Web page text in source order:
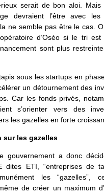
serait de bon aloi. Mais
devraient l’être avec les
ne semble pas être le cas.
d’Oséo si le tri
sont plus
sous les startups en
un détournement des
Car les fonds privés,
s’orienter vers des
les gazelles en forte
sur les gazelles
gouvernement a donc
dites ETI, “entreprises de
les “gazelles”,
de créer un maximum